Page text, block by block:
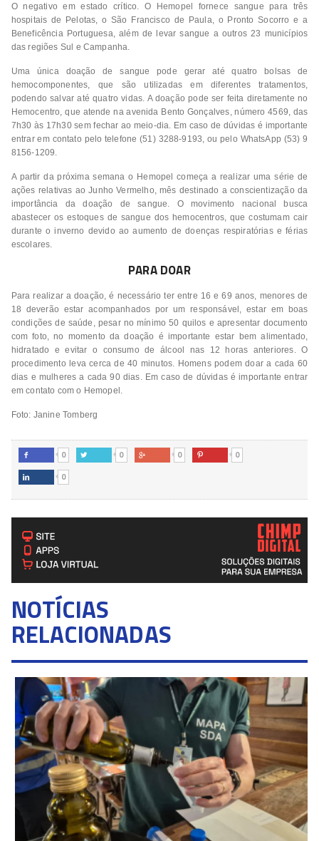
O negativo em estado crítico. O Hemopel fornece sangue para três
hospitais de Pelotas, o São Francisco de Paula, o Pronto Socorro e a
Beneficência Portuguesa, além de levar sangue a outros 23 municípios
das regiões Sul e Campanha.
Uma única doação de sangue pode gerar até quatro bolsas de
hemocomponentes, que são utilizadas em diferentes tratamentos,
podendo salvar até quatro vidas. A doação pode ser feita diretamente no
Hemocentro, que atende na avenida Bento Gonçalves, número 4569, das
7h30 às 17h30 sem fechar ao meio-dia. Em caso de dúvidas é importante
entrar em contato pelo telefone (51) 3288-9193, ou pelo WhatsApp (53) 9
8156-1209.
A partir da próxima semana o Hemopel começa a realizar uma série de
ações relativas ao Junho Vermelho, mês destinado a conscientização da
importância da doação de sangue. O movimento nacional busca
abastecer os estoques de sangue dos hemocentros, que costumam cair
durante o inverno devido ao aumento de doenças respiratórias e férias
escolares.
PARA DOAR
Para realizar a doação, é necessário ter entre 16 e 69 anos, menores de
18 deverão estar acompanhados por um responsável, estar em boas
condições de saúde, pesar no mínimo 50 quilos e apresentar documento
com foto, no momento da doação é importante estar bem alimentado,
hidratado e evitar o consumo de álcool nas 12 horas anteriores. O
procedimento leva cerca de 40 minutos. Homens podem doar a cada 60
dias e mulheres a cada 90 dias. Em caso de dúvidas é importante entrar
em contato com o Hemopel.
Foto: Janine Tomberg
 0  0  0  0
 0
NOTÍCIAS
RELACIONADAS